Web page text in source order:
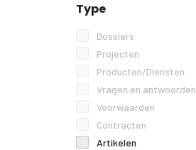
Type
Dossiers
Projecten
Producten/Diensten
Vragen en antwoorden
Voorwaarden
Contracten
Artikelen